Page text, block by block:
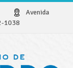
Avenida
1038